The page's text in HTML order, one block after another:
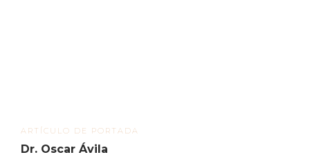
ARTÍCULO DE PORTADA
Dr. Oscar Ávila